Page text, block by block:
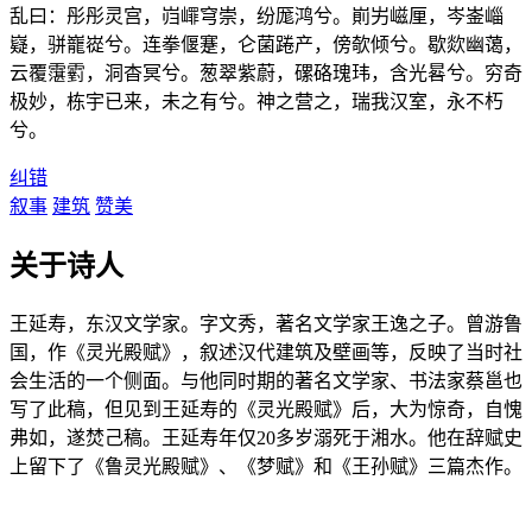
乱曰：彤彤灵宫，岿嶵穹崇，纷厖鸿兮。崱屴嵫厘，岑崟崰
嶷，骈巃嵸兮。连拳偃蹇，仑菌踡产，傍欹倾兮。歇欻幽蔼，
云覆霮䨴，洞杳冥兮。葱翠紫蔚，磥硌瑰玮，含光晷兮。穷奇
极妙，栋宇已来，未之有兮。神之营之，瑞我汉室，永不朽
兮。
纠错
叙事 建筑 赞美
关于诗人
王延寿，东汉文学家。字文秀，著名文学家王逸之子。曾游鲁
国，作《灵光殿赋》，叙述汉代建筑及壁画等，反映了当时社
会生活的一个侧面。与他同时期的著名文学家、书法家蔡邕也
写了此稿，但见到王延寿的《灵光殿赋》后，大为惊奇，自愧
弗如，遂焚己稿。王延寿年仅20多岁溺死于湘水。他在辞赋史
上留下了《鲁灵光殿赋》、《梦赋》和《王孙赋》三篇杰作。